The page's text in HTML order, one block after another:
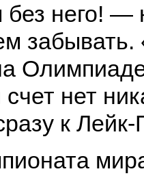
без него! —
нет
к